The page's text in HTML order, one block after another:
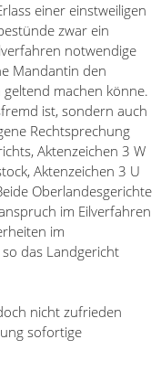
einer einstweiligen
zwar ein
notwendige
Mandantin den
machen könne.
ist, sondern auch
Rechtsprechung
Aktenzeichen 3 W
Aktenzeichen 3 U
Oberlandesgerichte
im Eilverfahren
im
das Landgericht
nicht zufrieden
sofortige